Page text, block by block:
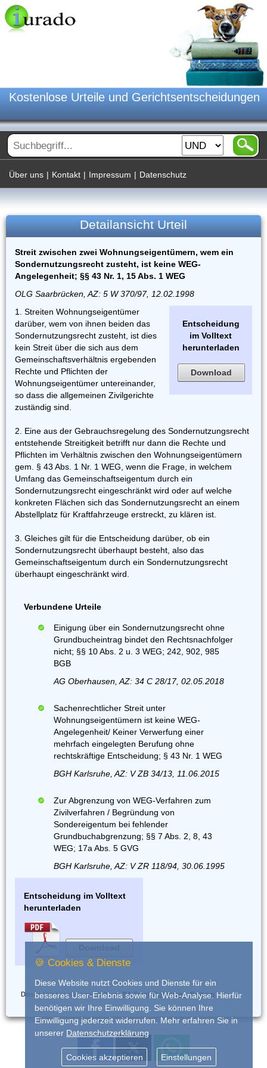
Kostenlose Urteile und Gerichtsentscheidungen
Über uns | Kontakt | Impressum | Datenschutz
Detailansicht Urteil
Streit zwischen zwei Wohnungseigentümern, wem ein
Sondernutzungsrecht zusteht, ist keine WEG-
Angelegenheit; §§ 43 Nr. 1, 15 Abs. 1 WEG
OLG Saarbrücken, AZ: 5 W 370/97, 12.02.1998
Entscheidung
im Volltext
herunterladen
Download
1. Streiten Wohnungseigentümer
darüber, wem von ihnen beiden das
Sondernutzungsrecht zusteht, ist dies
kein Streit über die sich aus dem
Gemeinschaftsverhältnis ergebenden
Rechte und Pflichten der
Wohnungseigentümer untereinander,
so dass die allgemeinen Zivilgerichte
zuständig sind.
2. Eine aus der Gebrauchsregelung des Sondernutzungsrecht
entstehende Streitigkeit betrifft nur dann die Rechte und
Pflichten im Verhältnis zwischen den Wohnungseigentümern
gem. § 43 Abs. 1 Nr. 1 WEG, wenn die Frage, in welchem
Umfang das Gemeinschaftseigentum durch ein
Sondernutzungsrecht eingeschränkt wird oder auf welche
konkreten Flächen sich das Sondernutzungsrecht an einem
Abstellplatz für Kraftfahrzeuge erstreckt, zu klären ist.
3. Gleiches gilt für die Entscheidung darüber, ob ein
Sondernutzungsrecht überhaupt besteht, also das
Gemeinschaftseigentum durch ein Sondernutzungsrecht
überhaupt eingeschränkt wird.
Verbundene Urteile
Einigung über ein Sondernutzungsrecht ohne
Grundbucheintrag bindet den Rechtsnachfolger
nicht; §§ 10 Abs. 2 u. 3 WEG; 242, 902, 985
BGB
AG Oberhausen, AZ: 34 C 28/17, 02.05.2018
Sachenrechtlicher Streit unter
Wohnungseigentümern ist keine WEG-
Angelegenheit/ Keiner Verwerfung einer
mehrfach eingelegten Berufung ohne
rechtskräftige Entscheidung; § 43 Nr. 1 WEG
BGH Karlsruhe, AZ: V ZB 34/13, 11.06.2015
Zur Abgrenzung von WEG-Verfahren zum
Zivilverfahren / Begründung von
Sondereigentum bei fehlender
Grundbuchabgrenzung; §§ 7 Abs. 2, 8, 43
WEG; 17a Abs. 5 GVG
BGH Karlsruhe, AZ: V ZR 118/94, 30.06.1995
Entscheidung im Volltext
herunterladen
Dieses Urteil wurde eingestellt vonRA Frank Dohrmann, Bottrop
🍪 Cookies & Dienste
Diese Website nutzt Cookies und Dienste für ein
besseres User-Erlebnis sowie für Web-Analyse. Hierfür
benötigen wir Ihre Einwilligung. Sie können Ihre
Einwilligung jederzeit widerrufen. Mehr erfahren Sie in
unserer Datenschutzerklärung
Cookies akzeptieren Einstellungen